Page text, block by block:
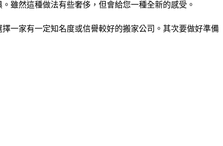
雖然這種做法有些奢侈，但會給您一種全新的感受。
一家有一定知名度或信譽較好的搬家公司。其次要做好準備